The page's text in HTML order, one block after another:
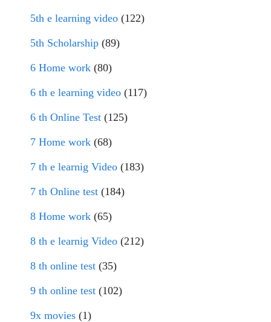
5th e learning video (122)
5th Scholarship (89)
6 Home work (80)
6 th e learning video (117)
6 th Online Test (125)
7 Home work (68)
7 th e learnig Video (183)
7 th Online test (184)
8 Home work (65)
8 th e learnig Video (212)
8 th online test (35)
9 th online test (102)
9x movies (1)